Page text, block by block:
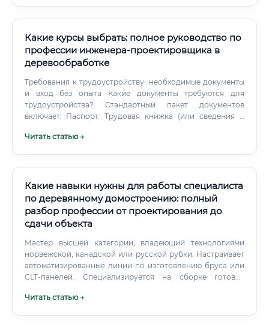
продажам, производственным персоналом и
заказчиками для точного выполнения поставленных
задач.
Какие курсы выбрать: полное руководство по
профессии инженера-проектировщика в
деревообработке
Требования к трудоустройству: необходимые документы
и вход без опыта Какие документы требуются для
трудоустройства? Стандартный пакет документов
включает: Паспорт. Трудовая книжка (или сведения о
Читать статью →
Какие навыки нужны для работы специалиста
по деревянному домостроению: полный
разбор профессии от проектирования до
сдачи объекта
Мастер высшей категории, владеющий технологиями
норвежской, канадской или русской рубки. Настраивает
автоматизированные линии по изготовлению бруса или
CLT-панелей. Специализируется на сборке готовых
Читать статью →